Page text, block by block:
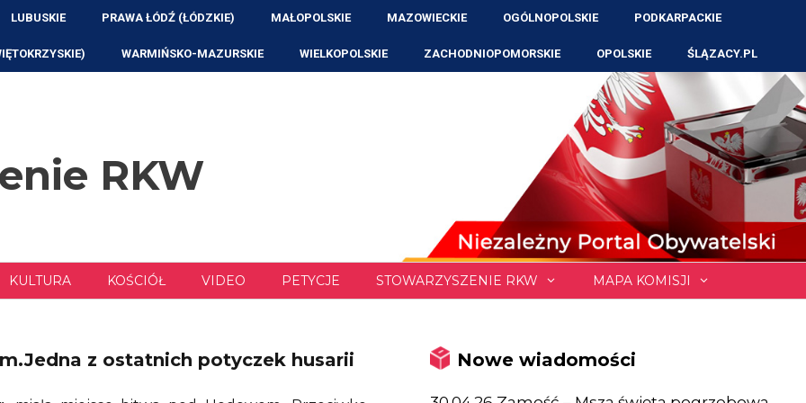
LUBUSKIE PRAWA ŁÓDŹ (ŁÓDZKIE) MAŁOPOLSKIE MAZOWIECKIE OGÓLNOPOLSKIE PODKARPACKIE
WARMIŃSKO-MAZURSKIE WIELKOPOLSKIE ZACHODNIOPOMORSKIE OPOLSKIE ŚLĄZACY.PL
RKW
KULTURA KOŚCIÓŁ VIDEO PETYCJE STOWARZYSZENIE RKW MAPA KOMISJI
z ostatnich potyczek husarii Nowe wiadomości